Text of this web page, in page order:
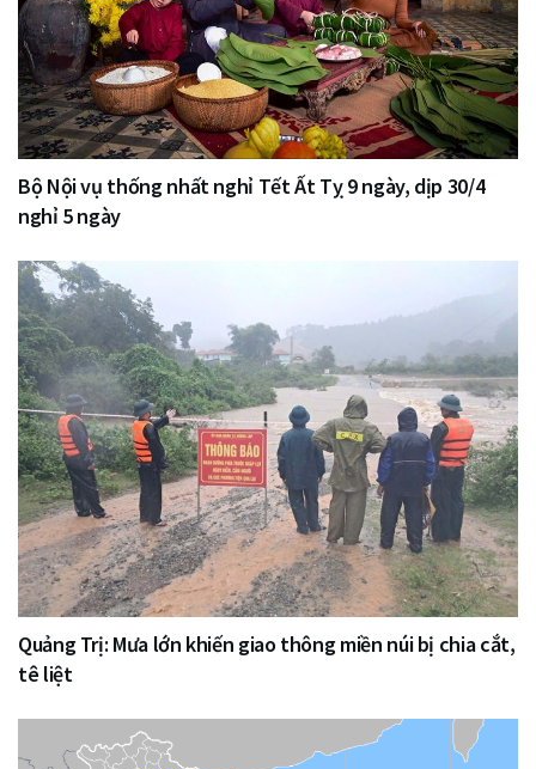
Bộ Nội vụ thống nhất nghỉ Tết Ất Tỵ 9 ngày, dịp 30/4
nghỉ 5 ngày
Quảng Trị: Mưa lớn khiến giao thông miền núi bị chia cắt,
tê liệt